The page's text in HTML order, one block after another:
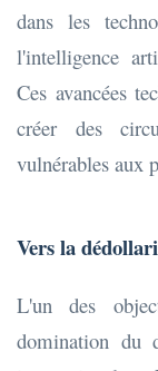
dans les
l'intelligence
Ces avancées
créer des
vulnérables aux
Vers la
L'un des
domination du